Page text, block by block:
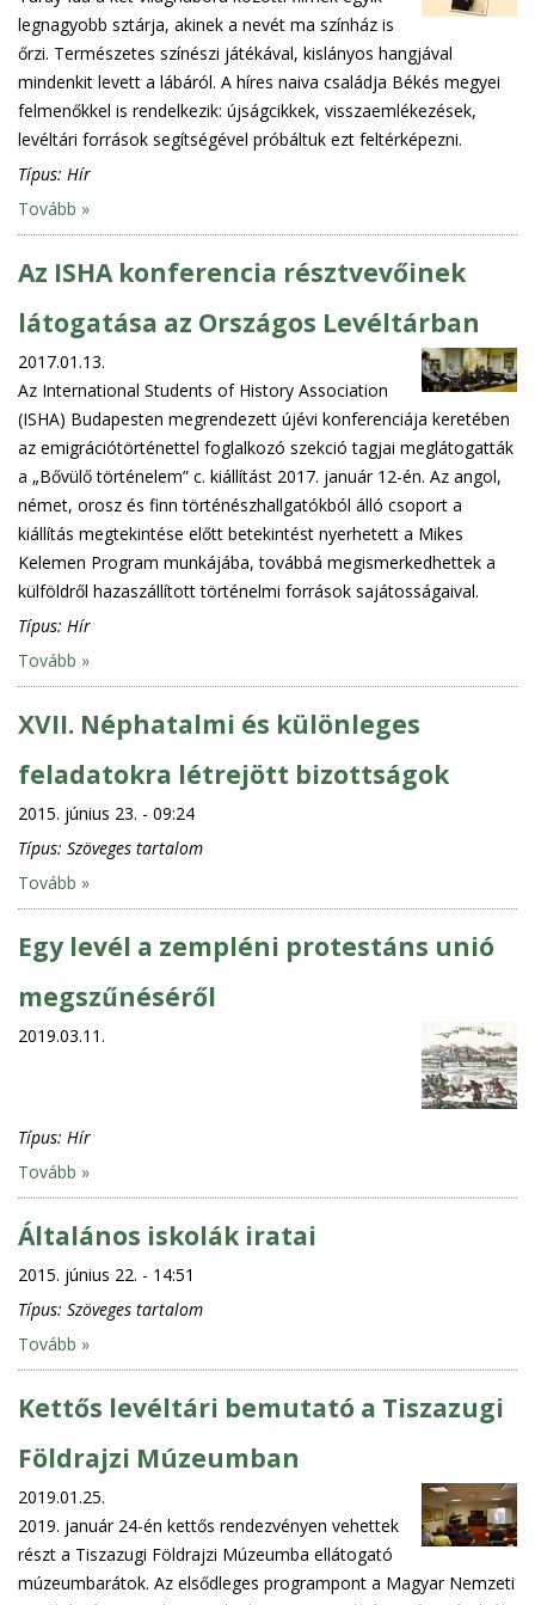
legnagyobb sztárja, akinek a nevét ma színház is
őrzi. Természetes színészi játékával, kislányos hangjával
mindenkit levett a lábáról. A híres naiva családja Békés megyei
felmenőkkel is rendelkezik: újságcikkek, visszaemlékezések,
levéltári források segítségével próbáltuk ezt feltérképezni.
Típus: Hír
Tovább »
Az ISHA konferencia résztvevőinek
látogatása az Országos Levéltárban
2017.01.13.
Az International Students of History Association
(ISHA) Budapesten megrendezett újévi konferenciája keretében
az emigrációtörténettel foglalkozó szekció tagjai meglátogatták
a „Bővülő történelem” c. kiállítást 2017. január 12-én. Az angol,
német, orosz és finn történészhallgatókból álló csoport a
kiállítás megtekintése előtt betekintést nyerhetett a Mikes
Kelemen Program munkájába, továbbá megismerkedhettek a
külföldről hazaszállított történelmi források sajátosságaival.
Típus: Hír
Tovább »
XVII. Néphatalmi és különleges
feladatokra létrejött bizottságok
2015. június 23. - 09:24
Típus: Szöveges tartalom
Tovább »
Egy levél a zempléni protestáns unió
megszűnéséről
2019.03.11.
Típus: Hír
Tovább »
Általános iskolák iratai
2015. június 22. - 14:51
Típus: Szöveges tartalom
Tovább »
Kettős levéltári bemutató a Tiszazugi
Földrajzi Múzeumban
2019.01.25.
2019. január 24-én kettős rendezvényen vehettek
részt a Tiszazugi Földrajzi Múzeumba ellátogató
múzeumbarátok. Az elsődleges programpont a Magyar Nemzeti